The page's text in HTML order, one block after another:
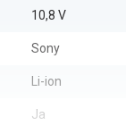
10,8 V
Sony
Li-ion
Ja